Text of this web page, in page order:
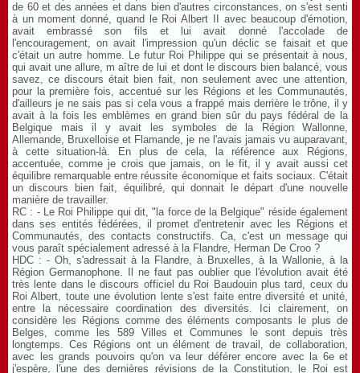
de 60 et des années et dans bien d'autres circonstances, on s'est senti
à un moment donné, quand le Roi Albert II avec beaucoup d'émotion,
avait embrassé son fils et lui avait donné l'accolade de
l'encouragement, on avait l'impression qu'un déclic se faisait et que
c'était un autre homme. Le futur Roi Philippe qui se présentait à nous,
qui avait une allure, m aître de lui et dont le discours bien balancé, vous
savez, ce discours était bien fait, non seulement avec une attention,
pour la première fois, accentué sur les Régions et les Communautés,
d'ailleurs je ne sais pas si cela vous a frappé mais derrière le trône, il y
avait à la fois les emblèmes en grand bien sûr du pays fédéral de la
Belgique mais il y avait les symboles de la Région Wallonne,
Allemande, Bruxelloise et Flamande, je ne l'avais jamais vu auparavant,
à cette situation-là. En plus de cela, la référence aux Régions,
accentuée, comme je crois que jamais, on le fit, il y avait aussi cet
équilibre remarquable entre réussite économique et faits sociaux. C'était
un discours bien fait, équilibré, qui donnait le départ d'une nouvelle
manière de travailler.
RC : - Le Roi Philippe qui dit, "la force de la Belgique" réside également
dans ses entités fédérées, il promet d'entretenir avec les Régions et
Communautés, des contacts constructifs. Ca, c'est un message qui
vous paraît spécialement adressé à la Flandre, Herman De Croo ?
HDC : - Oh, s'adressait à la Flandre, à Bruxelles, à la Wallonie, à la
Région Germanophone. Il ne faut pas oublier que l'évolution avait été
très lente dans le discours officiel du Roi Baudouin plus tard, ceux du
Roi Albert, toute une évolution lente s'est faite entre diversité et unité,
entre la nécessaire coordination des diversités. Ici clairement, on
considère les Régions comme des éléments composants le plus de
Belges, comme les 589 Villes et Communes le sont depuis très
longtemps. Ces Régions ont un élément de travail, de collaboration,
avec les grands pouvoirs qu'on va leur déférer encore avec la 6e et
j'espère, l'une des dernières révisions de la Constitution, le Roi est